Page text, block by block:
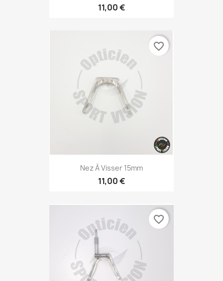
11,00 €
Nez À Visser 15mm
11,00 €
favorite_border
favorite_border